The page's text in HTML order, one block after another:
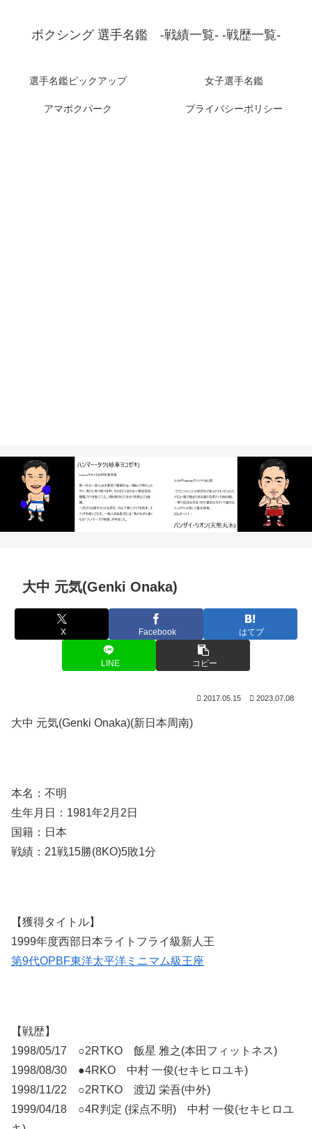
ボクシング 選手名鑑 -戦績一覧- -戦歴一覧-
選手名鑑ピックアップ 女子選手名鑑
アマボクパーク プライバシーポリシー
大中 元気(Genki Onaka)
X Facebook はてブ
LINE コピー
2017.05.15 2023.07.08
大中 元気(Genki Onaka)(新日本周南)
本名：不明
生年月日：1981年2月2日
国籍：日本
戦績：21戦15勝(8KO)5敗1分
【獲得タイトル】
1999年度西部日本ライトフライ級新人王
第9代OPBF東洋太平洋ミニマム級王座
【戦歴】
1998/05/17 ○2RTKO 飯星 雅之(本田フィットネス)
1998/08/30 ●4RKO 中村 一俊(セキヒロユキ)
1998/11/22 ○2RTKO 渡辺 栄吾(中外)
1999/04/18 ○4R判定 (採点不明) 中村 一俊(セキヒロユ